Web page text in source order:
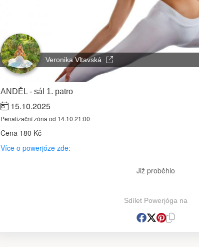
Veronika Vltavská
ANDĚL - sál 1. patro
15.10.2025
Penalizační zóna od 14.10 21:00
Cena 180 Kč
Více o powerjóze zde:
Již proběhlo
Sdílet Powerjóga na